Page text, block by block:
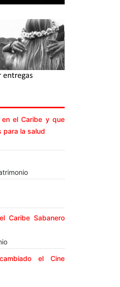
el Caribe y que
para la salud
Caribe Sabanero
el Cine